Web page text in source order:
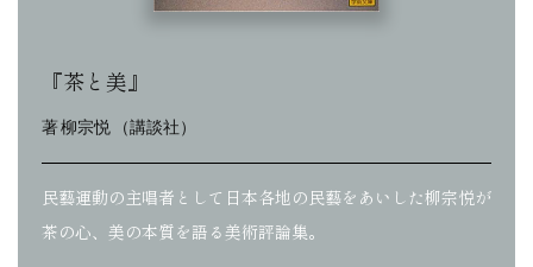
『茶と美』
著 柳宗悦 （講談社）
民藝運動の主唱者として日本各地の民藝をあいした柳宗悦が
茶の心、美の本質を語る美術評論集。